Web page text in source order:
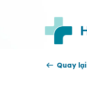
Quay lại